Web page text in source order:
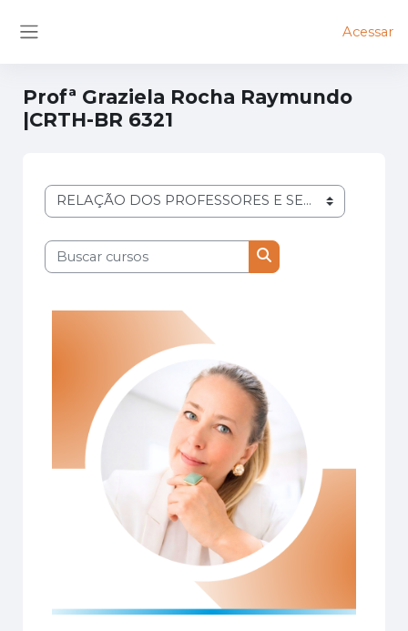
Acessar
Profª Graziela Rocha Raymundo
|CRTH-BR 6321
Categorias de Cursos
Buscar cursos
Buscar cursos